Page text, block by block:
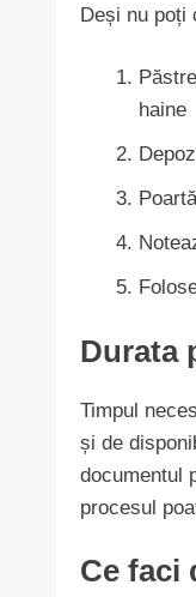
Deși nu poți
haine
Durata
Timpul
și de
documentul
procesul
Ce faci